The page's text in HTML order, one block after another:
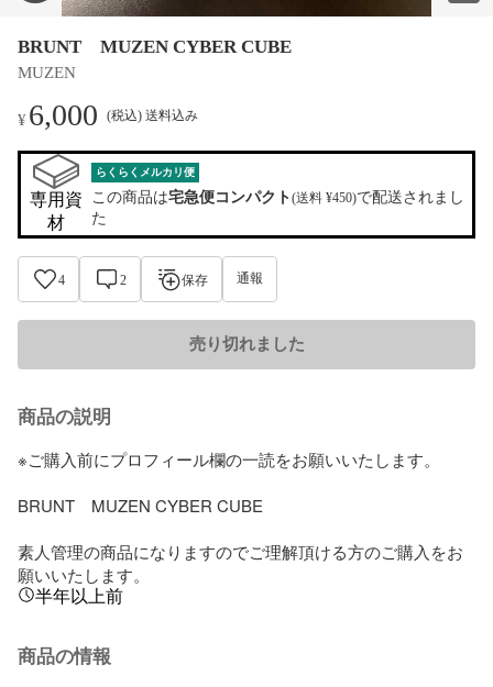
BRUNT MUZEN CYBER CUBE
MUZEN
¥6,000 (税込) 送料込み
専用資
材
らくらくメルカリ便
この商品は宅急便コンパクト(送料 ¥450)で配送されまし
た
4 2 保存 通報
売り切れました
商品の説明
※ご購入前にプロフィール欄の一読をお願いいたします。
BRUNT　MUZEN CYBER CUBE
素人管理の商品になりますのでご理解頂ける方のご購入をお
願いいたします。
半年以上前
商品の情報